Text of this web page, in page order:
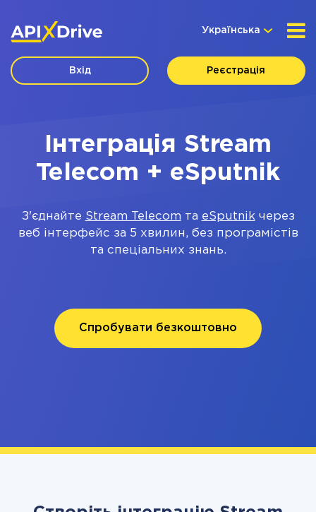
Українська
Вхід Реєстрація
Інтеграція Stream
Telecom + eSputnik
З'єднайте Stream Telecom та eSputnikчерез
веб інтерфейс за 5 хвилин, без програмістів
та спеціальних знань.
Спробувати безкоштовно